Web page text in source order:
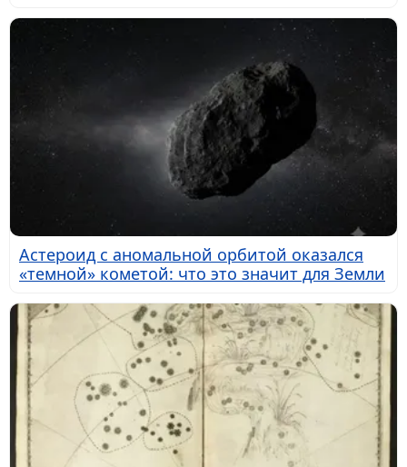
Астероид с аномальной орбитой оказался
«темной» кометой: что это значит для Земли